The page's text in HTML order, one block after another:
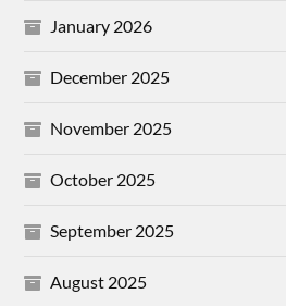
January 2026
December 2025
November 2025
October 2025
September 2025
August 2025